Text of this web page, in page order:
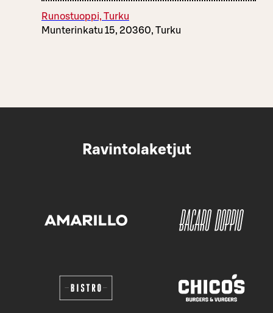
Runostuoppi, Turku
Munterinkatu 15, 20360, Turku
Ravintolaketjut